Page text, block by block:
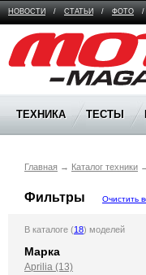
НОВОСТИ / СТАТЬИ / ФОТО /
Moto Magazine
ТЕХНИКА ТЕСТЫ
Главная → Каталог техники
Фильтры Очистить
В каталоге (18) моделей
Марка
Aprilia (13)